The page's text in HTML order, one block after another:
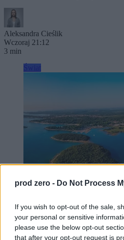
prod zero - Do Not Process
If you wish to opt-out of the sale,
your personal or sensitive
please use the below opt-out
that after your opt-out request is
Aleksandra Cieślik
Wczoraj 21:12
3 min
Polak zmarł podczas
Chorwacji